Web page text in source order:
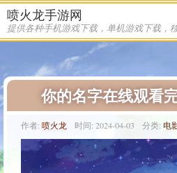
喷火龙手游网
你的名字在线观看
作者: 喷火龙 时间: 2024-04-03 分类: 电